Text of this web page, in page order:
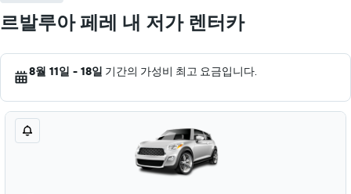
르발루아 페레 내 저가 렌터카
8월 11일 - 18일 기간의 가성비 최고 요금입니다.